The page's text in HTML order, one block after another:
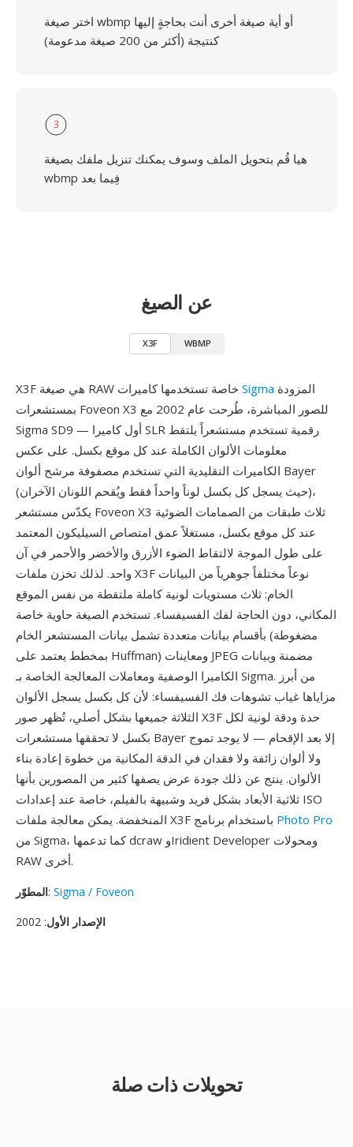
اختر صيغة wbmp أو أية صيغة أخرى أنت بحاجةٍ إليها
كنتيجة (أكثر من 200 صيغة مدعومة)
3
هيا قُم بتحويل الملف وسوف يمكنك تنزيل ملفك بصيغة
wbmp فِيما بعد
عن الصيغ
X3F WBMP
Sigma
بمستشعرات Foveon X3 للصور المباشرة، طُرحت عام 2002 مع
Sigma SD9 — أول كاميرا SLR رقمية تستخدم مستشعراً يلتقط
معلومات الألوان الكاملة عند كل موقع بكسل. على عكس
الكاميرات التقليدية التي تستخدم مصفوفة مرشح ألوان Bayer
(حيث يسجل كل بكسل لوناً واحداً فقط ويُقحم اللونان الآخران)،
يكدّس مستشعر Foveon X3 ثلاث طبقات من الصمامات الضوئية
عند كل موقع بكسل، مستغلاً عمق امتصاص السيليكون المعتمد
على طول الموجة لالتقاط الضوء الأزرق والأخضر والأحمر في آن
واحد. لذلك تخزن ملفات X3F نوعاً مختلفاً جوهرياً من البيانات
الخام: ثلاث مستويات لونية كاملة ملتقطة من نفس الموقع
المكاني، دون الحاجة لفك الفسيفساء. تستخدم الصيغة حاوية خاصة
بأقسام بيانات متعددة تشمل بيانات المستشعر الخام (مضغوطة
بمخطط يعتمد على Huffman) ومعاينات JPEG مضمنة وبيانات
الكاميرا الوصفية ومعاملات المعالجة الخاصة بـ Sigma. من أبرز
مزاياها غياب تشوهات فك الفسيفساء: لأن كل بكسل يسجل الألوان
الثلاثة جميعها بشكل أصلي، تُظهر صور X3F حدة ودقة لونية لكل
بكسل لا تحققها مستشعرات Bayer إلا بعد الإقحام — لا يوجد تموج
ولا ألوان زائفة ولا فقدان في الدقة المكانية من خطوة إعادة بناء
الألوان. ينتج عن ذلك جودة عرض يصفها كثير من المصورين بأنها
ثلاثية الأبعاد بشكل فريد وشبيهة بالفيلم، خاصة عند إعدادات ISO
Photo Pro
من Sigma، كما تدعمها dcraw وIridient Developer ومحولات
RAW أخرى.
المطوّر: Sigma / Foveon
الإصدار الأول: 2002
تحويلات ذات صلة